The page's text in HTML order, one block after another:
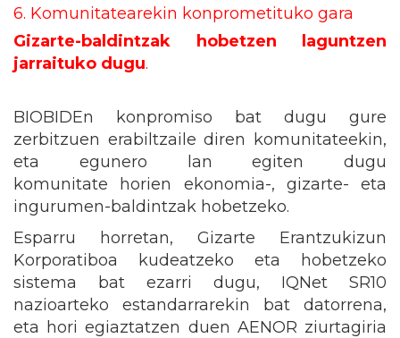
6. Komunitatearekin konprometituko gara
Gizarte-baldintzak hobetzen laguntzen
jarraituko dugu.
BIOBIDEn konpromiso bat dugu gure
zerbitzuen erabiltzaile diren komunitateekin,
eta egunero lan egiten dugu
komunitate horien ekonomia-, gizarte- eta
ingurumen-baldintzak hobetzeko.
Esparru horretan, Gizarte Erantzukizun
Korporatiboa kudeatzeko eta hobetzeko
sistema bat ezarri dugu, IQNet SR10
nazioarteko estandarrarekin bat datorrena,
eta hori egiaztatzen duen AENOR ziurtagiria